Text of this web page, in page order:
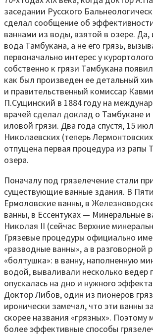
заседании Русского
сделал сообщение об
ваннами из воды, взятой в озере. Да,
вода Тамбукана, а не его грязь,
первоначально интерес у
собственно к грязи Тамбукана
как был произведен ее детальный
и правительственный комиссар
П.Сущинский в 1884 году на
врачей сделал доклад о Тамбукане и
иловой грязи. Два года спустя, 15
Николаевских (теперь
отпущена первая процедура из рапы
озера.
Поначалу под грязелечение стали
существующие ванные здания. В
Ермоловские ванны, в
ванны, в Ессентуках — Минеральные
Николая II (сейчас Верхние
Грязевые процедуры официально
«разводные ванны», а в разговорной
«болтушка»: в ванну, наполненную
водой, вываливали несколько ведер
опускалась на дно и нужного
Доктор Либов, один из пионеров
иронически замечал, что эти ванны
скорее названия «грязных». Поэтому
более эффективные способы